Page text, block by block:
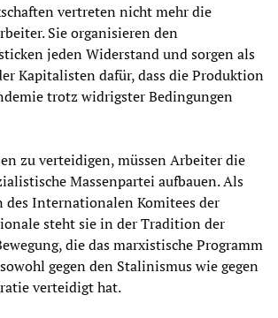
vertreten nicht mehr die
Sie organisieren den
jeden Widerstand und sorgen als
Kapitalisten dafür, dass die Produktion
trotz widrigster Bedingungen
zu verteidigen, müssen Arbeiter die
Massenpartei aufbauen. Als
des Internationalen Komitees der
steht sie in der Tradition der
die das marxistische Programm
gegen den Stalinismus wie gegen
verteidigt hat.